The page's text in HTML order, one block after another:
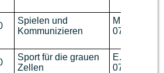
Spielen und
Kommunizieren
M. Disch,
07644 / 92
Sport für die grauen
Zellen
E.
07643 /